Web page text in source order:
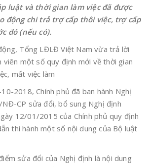
luật và thời gian làm việc đã được
động chi trả trợ cấp thôi việc, trợ cấp
đó (nếu có).
Tổng LĐLĐ Việt Nam vừa trả lời
viên một số quy định mới về thời gian
mất việc làm
2018, Chính phủ đã ban hành Nghị
CP sửa đổi, bổ sung Nghị định
12/01/2015 của Chính phủ quy định
thi hành một số nội dung của Bộ luật
sửa đổi của Nghị định là nội dung